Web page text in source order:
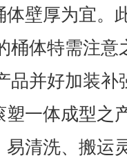
壁厚为宜。
桶体特需注
品并好加装补
一体成型之
清洗、搬运